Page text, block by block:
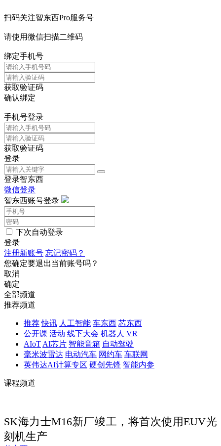
扫码关注智东西Pro服务号
请使用微信扫描二维码
绑定手机号
获取验证码
确认绑定
手机号登录
获取验证码
登录
登录智东西
微信登录
智东西账号登录
下次自动登录
登录
注册新账号 忘记密码？
您确定要退出当前账号吗？
取消
确定
全部频道
推荐频道
推荐 快讯 人工智能 车东西 芯东西
公开课 活动 线下大会 机器人 VR
AIoT AI芯片 智能音箱 自动驾驶
毫米波雷达 电动汽车 网约车 车联网
英伟达AI计算专区 硬创先锋 智能内参
课程频道
SK海力士M16新厂竣工，将首次使用EUV光
刻机生产